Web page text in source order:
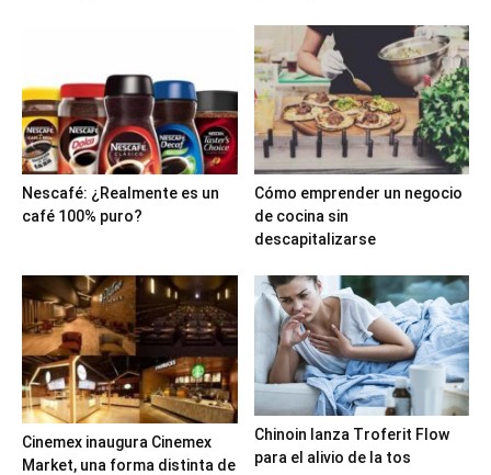
Nescafé: ¿Realmente es un
café 100% puro?
Cómo emprender un negocio
de cocina sin
descapitalizarse
Cinemex inaugura Cinemex
Market, una forma distinta de
Chinoin lanza Troferit Flow
para el alivio de la tos